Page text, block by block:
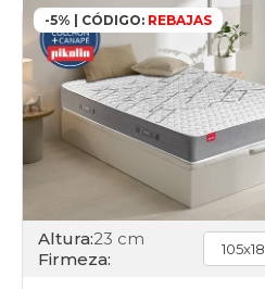
-5% | CÓDIGO: REBAJAS
Altura:23 cm
Firmeza: